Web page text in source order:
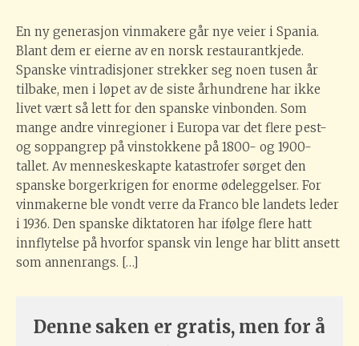
En ny generasjon vinmakere går nye veier i Spania.
Blant dem er eierne av en norsk restaurantkjede.
Spanske vintradisjoner strekker seg noen tusen år
tilbake, men i løpet av de siste århundrene har ikke
livet vært så lett for den spanske vinbonden. Som
mange andre vinregioner i Europa var det flere pest-
og soppangrep på vinstokkene på 1800- og 1900-
tallet. Av menneskeskapte katastrofer sørget den
spanske borgerkrigen for enorme ødeleggelser. For
vinmakerne ble vondt verre da Franco ble landets leder
i 1936. Den spanske diktatoren har ifølge flere hatt
innflytelse på hvorfor spansk vin lenge har blitt ansett
som annenrangs. […]
Denne saken er gratis, men for å